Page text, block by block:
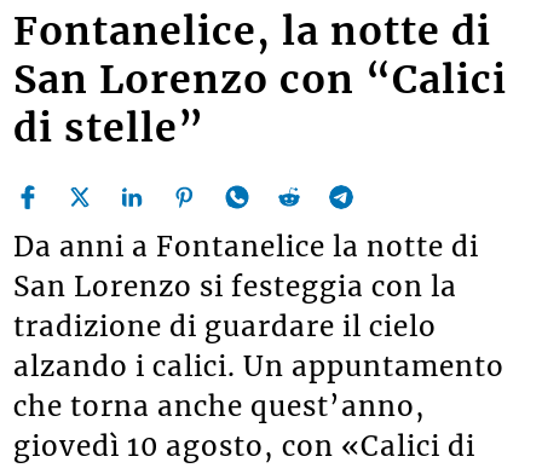
Fontanelice, la notte di
San Lorenzo con “Calici
di stelle”
Da anni a Fontanelice la notte di
San Lorenzo si festeggia con la
tradizione di guardare il cielo
alzando i calici. Un appuntamento
che torna anche quest’anno,
giovedì 10 agosto, con «Calici di